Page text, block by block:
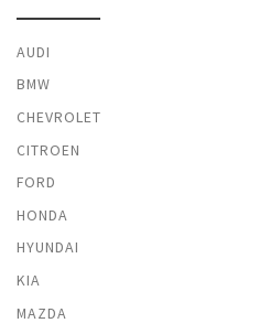
AUDI
BMW
CHEVROLET
CITROEN
FORD
HONDA
HYUNDAI
KIA
MAZDA